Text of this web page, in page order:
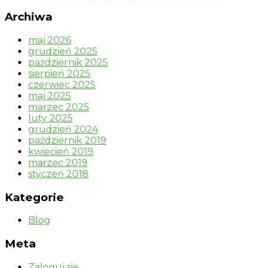
Archiwa
maj 2026
grudzień 2025
październik 2025
sierpień 2025
czerwiec 2025
maj 2025
marzec 2025
luty 2025
grudzień 2024
październik 2019
kwiecień 2019
marzec 2019
styczeń 2018
Kategorie
Blog
Meta